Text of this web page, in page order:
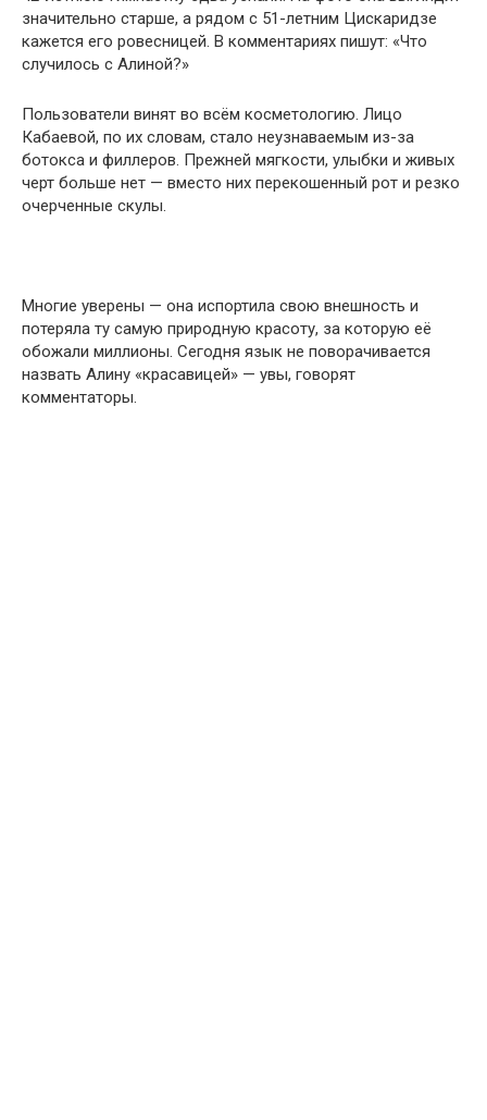
значительно старше, а рядом с 51-летним Цискаридзе
кажется его ровесницей. В комментариях пишут: «Что
случилось с Алиной?»
Пользователи винят во всём косметологию. Лицо
Кабаевой, по их словам, стало неузнаваемым из-за
ботокса и филлеров. Прежней мягкости, улыбки и живых
черт больше нет — вместо них перекошенный рот и резко
очерченные скулы.
Многие уверены — она испортила свою внешность и
потеряла ту самую природную красоту, за которую её
обожали миллионы. Сегодня язык не поворачивается
назвать Алину «красавицей» — увы, говорят
комментаторы.